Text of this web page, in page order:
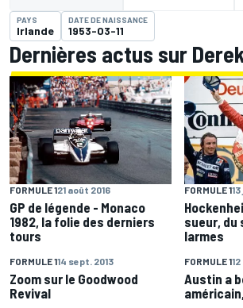
PAYS
Irlande
DATE DE NAISSANCE
1953-03-11
Dernières actus sur
FORMULE 121 août 2016
GP de légende - Monaco
1982, la folie des derniers
tours
FORMULE 1
sueur, du
larmes
FORMULE 114 sept. 2013
Zoom sur le Goodwood
Revival
FORMULE 1
Austin a